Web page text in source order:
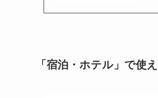
「宿泊・ホテル」で使